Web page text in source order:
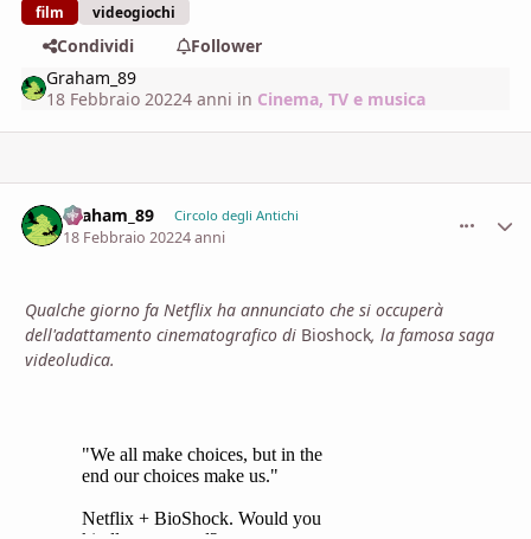
film videogiochi
Condividi
Follower
Graham_89
18 Febbraio 20224 anni in Cinema, TV e musica
Graham_89 Circolo degli Antichi
18 Febbraio 20224 anni
Qualche giorno fa Netflix ha annunciato che si occuperà
dell'adattamento cinematografico di Bioshock, la famosa saga
videoludica.